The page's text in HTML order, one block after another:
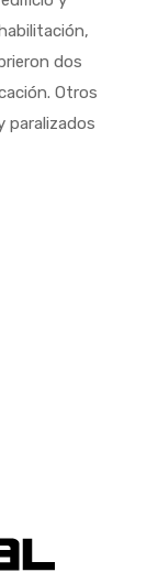
dos
Otros
paralizados